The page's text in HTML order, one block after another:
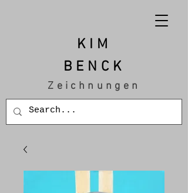
KIM
BENCK
Zeichnungen